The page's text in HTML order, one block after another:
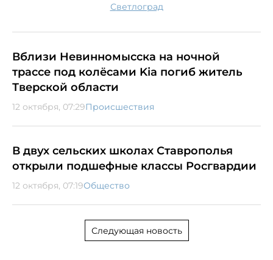
Светлоград
Вблизи Невинномысска на ночной
трассе под колёсами Kia погиб житель
Тверской области
12 октября, 07:29Происшествия
В двух сельских школах Ставрополья
открыли подшефные классы Росгвардии
12 октября, 07:19Общество
Следующая новость